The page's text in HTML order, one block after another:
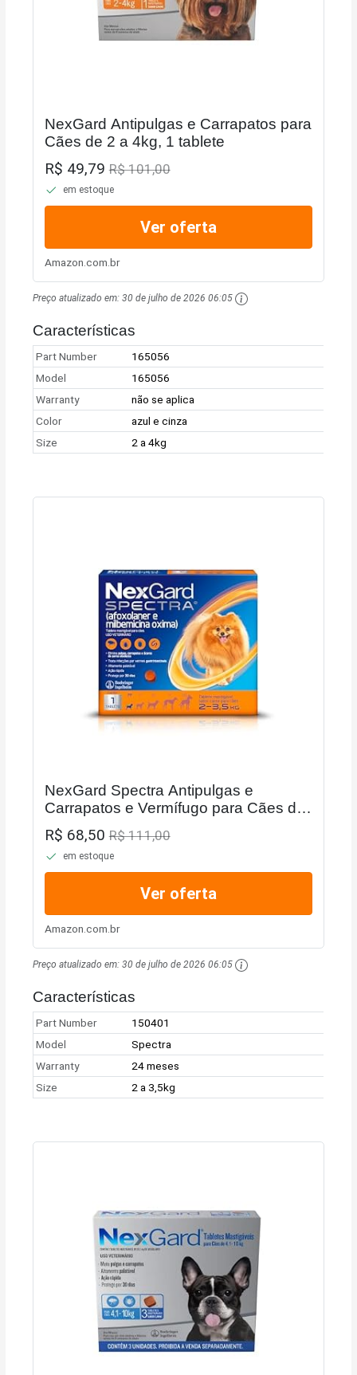
NexGard Antipulgas e Carrapatos para
Cães de 2 a 4kg, 1 tablete
R$ 49,79R$ 101,00
em estoque
Ver oferta
Amazon.com.br
Preço atualizado em:30 de julho de 2026 06:05
Características
Part Number
165056
Model
165056
Warranty
não se aplica
Color
azul e cinza
Size
2 a 4kg
NexGard Spectra Antipulgas e
Carrapatos e Vermífugo para Cães de
2 a 3,5kg - 1 tablete
R$ 68,50R$ 111,00
em estoque
Ver oferta
Amazon.com.br
Preço atualizado em:30 de julho de 2026 06:05
Características
Part Number
150401
Model
Spectra
Warranty
24 meses
Size
2 a 3,5kg